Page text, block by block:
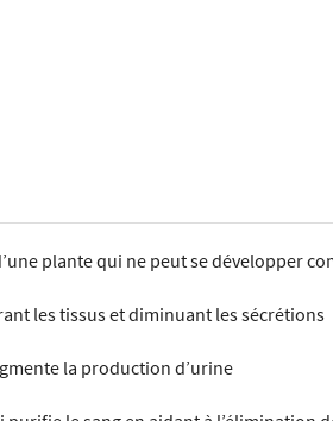
plante qui ne peut se développer
les tissus et diminuant les sécrétions
la production d’urine